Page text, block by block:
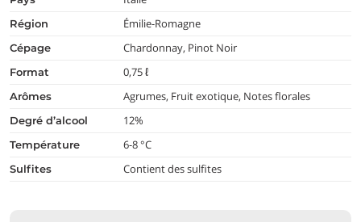
région Émilie-Romagne
cépage Chardonnay, Pinot Noir
format 0,75 ℓ
arômes Agrumes, Fruit exotique, Notes florales
degré d’alcool 12%
température 6-8 °C
Sulfites Contient des sulfites